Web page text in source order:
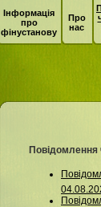
Інформація
про
фінустанову
Про
нас
Повідомлення